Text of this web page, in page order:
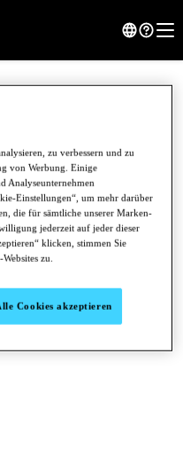
zu verbessern und zu
von Werbung. Einige
Analyseunternehmen
Einstellungen“, um mehr darüber
die für sämtliche unserer Marken-
jederzeit auf jeder dieser
klicken, stimmen Sie
zu.
Cookies akzeptieren